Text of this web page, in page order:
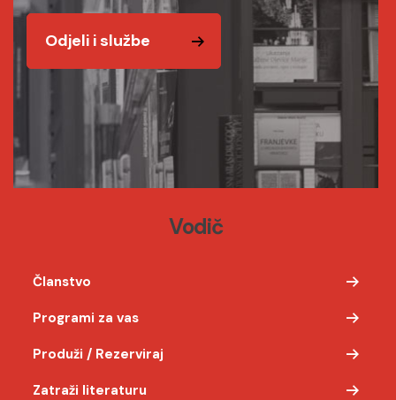
Odjeli i službe
Vodič
Članstvo
Programi za vas
Produži / Rezerviraj
Zatraži literaturu